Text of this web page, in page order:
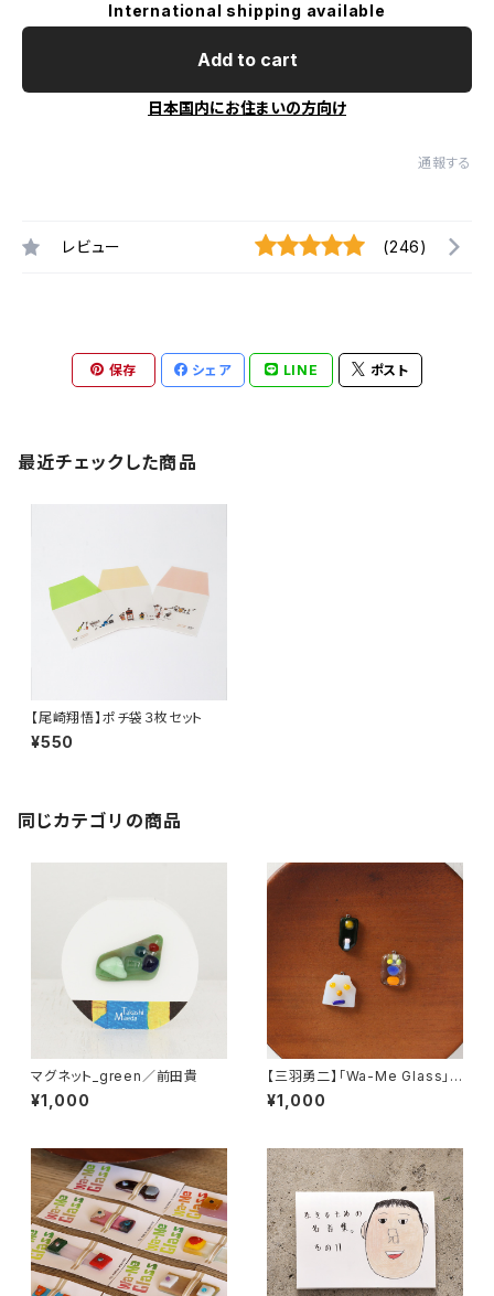
International shipping available
Add to cart
日本国内にお住まいの方向け
通報する
レビュー (246)
保存 シェア LINE ポスト
最近チェックした商品
【尾崎翔悟】ポチ袋３枚セット
¥550
同じカテゴリの商品
マグネット_green／前田貴
¥1,000
【三羽勇二】「Wa-Me Glass」ワ
ーミーお顔パーツC
¥1,000